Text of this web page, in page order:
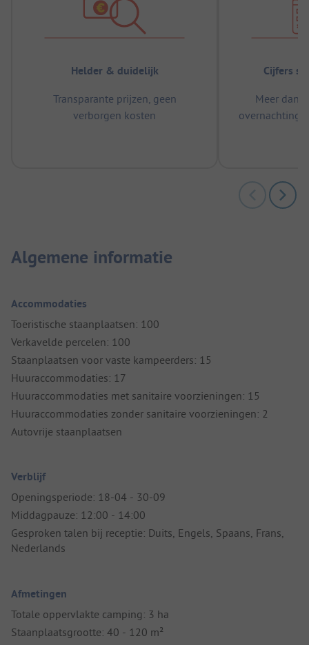
Helder & duidelijk
Transparante prijzen, geen
verborgen kosten
Cijfers
Meer dan
Algemene informatie
Accommodaties
Toeristische staanplaatsen: 100
Verkavelde percelen: 100
Staanplaatsen voor vaste kampeerders: 15
Huuraccommodaties: 17
Huuraccommodaties met sanitaire voorzieningen: 15
Huuraccommodaties zonder sanitaire voorzieningen: 2
Autovrije staanplaatsen
Verblijf
Openingsperiode: 18-04 - 30-09
Middagpauze: 12:00 - 14:00
Gesproken talen bij receptie: Duits, Engels, Spaans, Frans,
Nederlands
Afmetingen
Totale oppervlakte camping: 3 ha
Staanplaatsgrootte: 40 - 120 m²